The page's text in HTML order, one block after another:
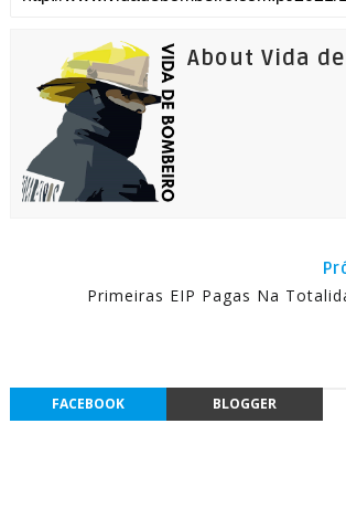
About Vida
Primeiras EIP Pagas Na
FACEBOOK BLOGGER